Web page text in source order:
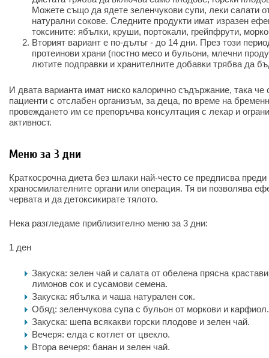
Можете също да ядете зеленчукови супи, леки салати
натурални сокове. Следните продукти имат изразен
токсините: ябълки, круши, портокали, грейпфрути,
Вторият вариант е по-дълъг - до 14 дни. През този
протеинови храни (постно месо и бульони, млечни
лютите подправки и хранителните добавки трябва да
И двата варианта имат ниско калорично съдържание, така че
пациенти с отслабен организъм, за деца, по време на
провеждането им се препоръчва консултация с лекар и
активност.
Меню за 3 дни
Краткосрочна диета без шлаки най-често се предписва преди
храносмилателните органи или операция. Тя ви позволява
червата и да детоксикирате тялото.
Нека разгледаме приблизително меню за 3 дни:
1 ден
Закуска: зелен чай и салата от обелена прясна
лимонов сок и сусамови семена.
Закуска: ябълка и чаша натурален сок.
Обяд: зеленчукова супа с бульон от моркови и карфиол.
Закуска: шепа всякакви горски плодове и зелен чай.
Вечеря: елда с котлет от цвекло.
Втора вечеря: банан и зелен чай.